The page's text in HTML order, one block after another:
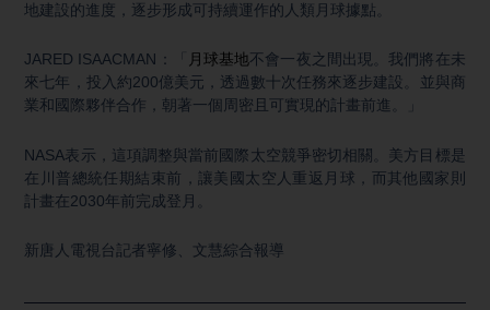
地建設的進度，逐步形成可持續運作的人類月球據點。
JARED ISAACMAN：「 月球基地不會一夜之間出現。我們將在未
來七年，投入約200億美元，透過數十次任務來逐步建設。並與商
業和國際夥伴合作，朝著一個周密且可實現的計畫前進。」
NASA表示，這項調整與當前國際太空競爭密切相關。美方目標是
在川普總統任期結束前，讓美國太空人重返月球，而其他國家則
計畫在2030年前完成登月。
新唐人電視台記者寧修、文慧綜合報導